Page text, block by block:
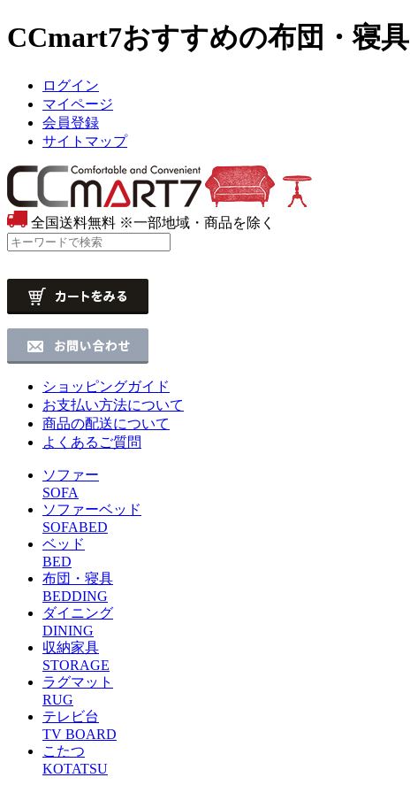
CCmart7おすすめの布団・寝具
ログイン
マイページ
会員登録
サイトマップ
全国送料無料 ※一部地域・商品を除く
ショッピングガイド
お支払い方法について
商品の配送について
よくあるご質問
ソファー
SOFA
ソファーベッド
SOFABED
ベッド
BED
布団・寝具
BEDDING
ダイニング
DINING
収納家具
STORAGE
ラグマット
RUG
テレビ台
TV BOARD
こたつ
KOTATSU